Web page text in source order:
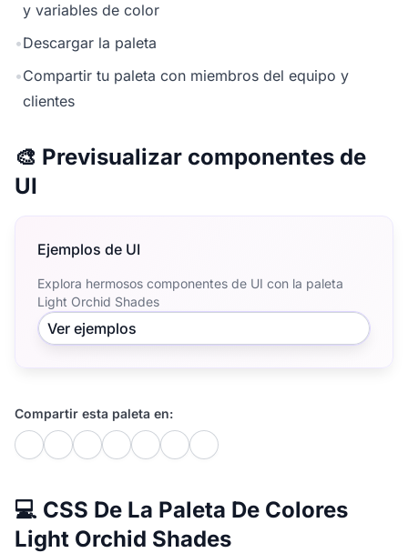
y variables de color
•Descargar la paleta
•Compartir tu paleta con miembros del equipo y
clientes
🎨 Previsualizar componentes de
UI
Ejemplos de UI
Explora hermosos componentes de UI con la paleta
Light Orchid Shades
Ver ejemplos
Compartir esta paleta en:
💻 CSS De La Paleta De Colores
Light Orchid Shades